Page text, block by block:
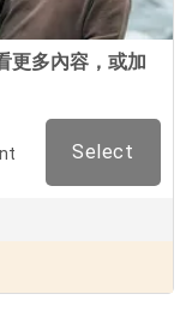
更多內容，或加
Select